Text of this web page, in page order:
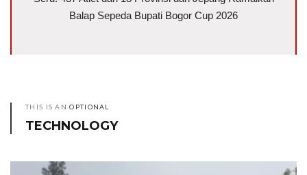
Balap Sepeda Bupati Bogor Cup 2026
THIS IS ANOPTIONAL
TECHNOLOGY